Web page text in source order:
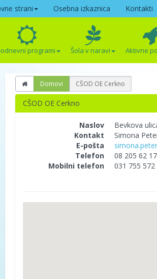
strani Osebna izkaznica Kontakti
programi Šola v naravi Aktivne
Domovi CŠOD OE Cerkno
CŠOD OE Cerkno
Naslov
Bevkova
Kontakt
Simona
E-pošta
Telefon
08 205 62 17
Mobilni telefon
031 755 572